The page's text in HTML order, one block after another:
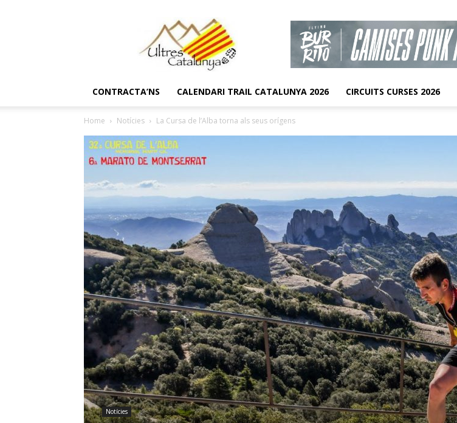
CONTRACTA’NS CALENDARI TRAIL CATALUNYA 2026 CIRCUITS CURSES 2026
Home Notícies La Cursa de l’Alba torna als seus orígens
Notícies